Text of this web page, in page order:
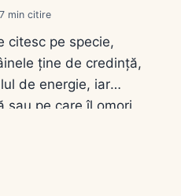
7
citesc pe specie,
ține de credință,
de energie, iar
sau pe care îl omori